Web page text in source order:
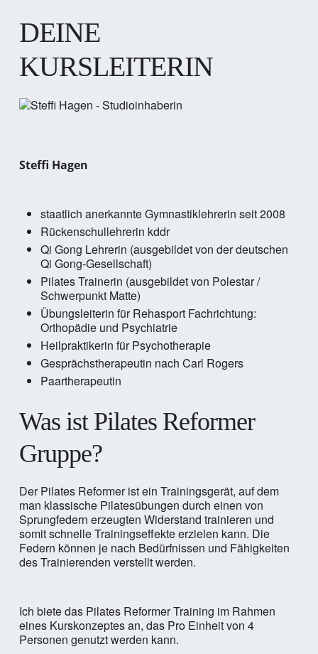
DEINE
KURSLEITERIN
Steffi Hagen
staatlich anerkannte Gymnastiklehrerin seit 2008
Rückenschullehrerin kddr
Qi Gong Lehrerin (ausgebildet von der deutschen
Qi Gong-Gesellschaft)
Pilates Trainerin (ausgebildet von Polestar /
Schwerpunkt Matte)
Übungsleiterin für Rehasport Fachrichtung:
Orthopädie und Psychiatrie
Heilpraktikerin für Psychotherapie
Gesprächstherapeutin nach Carl Rogers
Paartherapeutin
Was ist Pilates Reformer
Gruppe?
Der Pilates Reformer ist ein Trainingsgerät, auf dem
man klassische Pilatesübungen durch einen von
Sprungfedern erzeugten Widerstand trainieren und
somit schnelle Trainingseffekte erzielen kann. Die
Federn können je nach Bedürfnissen und Fähigkeiten
des Trainierenden verstellt werden.
Ich biete das Pilates Reformer Training im Rahmen
eines Kurskonzeptes an, das Pro Einheit von 4
Personen genutzt werden kann.